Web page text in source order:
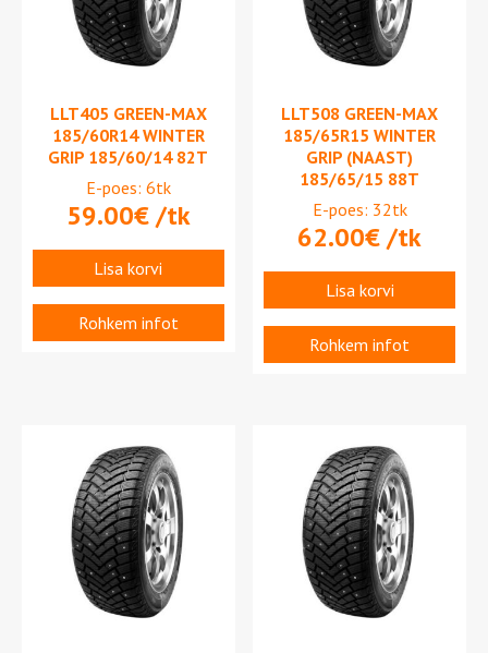
LLT405 GREEN-MAX
185/60R14 WINTER
GRIP 185/60/14 82T
E-poes: 6tk
59.00€/tk
Lisa korvi
Rohkem infot
LLT508 GREEN-MAX
185/65R15 WINTER
GRIP (NAAST)
185/65/15 88T
E-poes: 32tk
62.00€/tk
Lisa korvi
Rohkem infot